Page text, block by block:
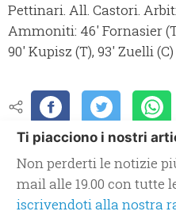
Pettinari. All. Castori.
Ammoniti: 46' Fornasier
90' Kupisz (T), 93' Zuelli (C)
Ti piacciono i nostri
Non perderti le notizie
mail alle 19.00 con tutte
iscrivendoti alla nostra